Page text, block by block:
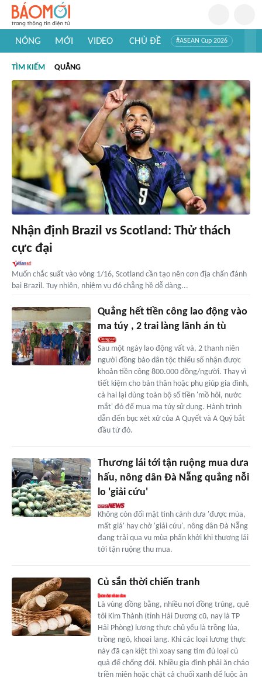
NÓNG MỚI VIDEO CHỦ ĐỀ #ASEAN Cup 2026
#Khám phá thế giới
TÌM KIẾM QUẲNG
Nhận định Brazil vs Scotland: Thử thách
cực đại
Muốn chắc suất vào vòng 1/16, Scotland cần tạo nên cơn địa chấn đánh
bại Brazil. Tuy nhiên, nhiệm vụ đó chẳng hề dễ dàng...
Quẳng hết tiền công lao động vào
ma túy , 2 trai làng lãnh án tù
Sau một ngày lao động vất vả, 2 thanh niên
người đồng bào dân tộc thiểu số nhận được
khoản tiền công 800.000 đồng/người. Thay vì
tiết kiệm cho bản thân hoặc phụ giúp gia đình,
cả hai lại dùng toàn bộ số tiền 'mồ hôi, nước
mắt' đó để mua ma túy sử dụng. Hành trình
dẫn đến bục xét xử của A Quyết và A Quý bắt
đầu từ đó.
Thương lái tới tận ruộng mua dưa
hấu, nông dân Đà Nẵng quẳng nỗi
lo 'giải cứu'
Không còn đối mặt tình cảnh dưa 'được mùa,
mất giá' hay chờ 'giải cứu', nông dân Đà Nẵng
đang trải qua vụ mùa phấn khởi khi thương lái
tới tận ruộng thu mua.
Củ sắn thời chiến tranh
Là vùng đồng bằng, nhiều nơi đồng trũng, quê
tôi Kim Thành (tỉnh Hải Dương cũ, nay là TP
Hải Phòng) lương thực chủ yếu là trồng lúa,
trồng ngô, khoai lang. Khi các loại lương thực
này đã cạn kiệt thì xoay sang tìm đủ loại củ
quả để chống đói. Nhiều gia đình phải ăn cháo
triền miên hoặc chặt cả chuối xanh để luộc ăn